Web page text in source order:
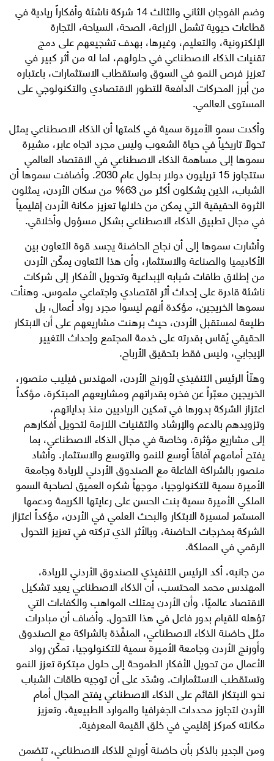
وضم الفوجان الثاني والثالث 14 شركة ناشئة وأفكاراً ريادية في
قطاعات حيوية تشمل الزراعة، الصحة، السياحة، التجارة
الإلكترونية، والتعليم، وغيرها، بهدف تشجيعهم على دمج
تقنيات الذكاء الاصطناعي في حلولهم، لما له من أثر كبير في
تعزيز فرص النمو في السوق واستقطاب الاستثمارات، باعتباره
من أبرز المحركات الدافعة للتطور الاقتصادي والتكنولوجي على
المستوى العالمي.
وأكدت سمو الأميرة سمية في كلمتها أن الذكاء الاصطناعي يمثل
تحولاً تاريخياً في حياة الشعوب وليس مجرد اتجاه عابر، مشيرة
سموها إلى مساهمة الذكاء الاصطناعي في الاقتصاد العالمي
ستتجاوز 15 تريليون دولار بحلول عام 2030. وأضافت سموها أن
الشباب، الذين يشكلون أكثر من 63% من سكان الأردن، يمثلون
الثروة الحقيقية التي يمكن من خلالها تعزيز مكانة الأردن إقليمياً
في مجال تطبيق الذكاء الاصطناعي بشكل مسؤول وأخلاقي.
وأشارت سموها إلى أن نجاح الحاضنة يجسد قوة التعاون بين
الأكاديميا والصناعة والاستثمار، وأن هذا التعاون يمكّن الأردن
من إطلاق طاقات شبابه الإبداعية وتحويل الأفكار إلى شركات
ناشئة قادرة على إحداث أثر اقتصادي واجتماعي ملموس. وهنأت
سموها الخريجين، مؤكدة أنهم ليسوا مجرد رواد أعمال، بل
طليعة لمستقبل الأردن، حيث برهنت مشاريعهم على أن الابتكار
الحقيقي يُقاس بقدرته على خدمة المجتمع وإحداث التغيير
الإيجابي، وليس فقط بتحقيق الأرباح.
وهنّأ الرئيس التنفيذي لأورنج الأردن، المهندس فيليب منصور،
الخريجين معبّراً عن فخره بقدراتهم ومشاريعهم المبتكرة، مؤكداً
اعتزاز الشركة بدورها في تمكين الرياديين منذ بداياتهم،
وتزويدهم بالدعم والإرشاد والتقنيات اللازمة لتحويل أفكارهم
إلى مشاريع مؤثرة، وخاصة في مجال الذكاء الاصطناعي، بما
يفتح أمامهم آفاقاً أوسع للنمو والتوسع والاستثمار. وأشاد
منصور بالشراكة الفاعلة مع الصندوق الأردني للريادة وجامعة
الأميرة سمية للتكنولوجيا، موجهاً شكره العميق لصاحبة السمو
الملكي الأميرة سمية بنت الحسن على رعايتها الكريمة ودعمها
المستمر لمسيرة الابتكار والبحث العلمي في الأردن، مؤكداً اعتزاز
الشركة بمخرجات الحاضنة، وبالأثر الذي تركته في تعزيز التحول
الرقمي في المملكة.
من جانبه، أكد الرئيس التنفيذي للصندوق الأردني للريادة،
المهندس محمد المحتسب، أن الذكاء الاصطناعي يعيد تشكيل
الاقتصاد عالميًا، وأن الأردن يمتلك المواهب والكفاءات التي
تؤهله للقيام بدور فاعل في هذا التحول. وأضاف أن مبادرات
مثل حاضنة الذكاء الاصطناعي، المنفَّذة بالشراكة مع الصندوق
وأورنج الأردن وجامعة الأميرة سمية للتكنولوجيا، تمكّن رواد
الأعمال من تحويل الأفكار الطموحة إلى حلول مبتكرة تعزز النمو
وتستقطب الاستثمارات. وشدّد على أن توجيه طاقات الشباب
نحو الابتكار القائم على الذكاء الاصطناعي يفتح المجال أمام
الأردن لتجاوز محددات الجغرافيا والموارد الطبيعية، وتعزيز
مكانته كمركز إقليمي في خلق القيمة المعرفية.
ومن الجدير بالذكر بأن حاضنة أورنج للذكاء الاصطناعي، تتضمن